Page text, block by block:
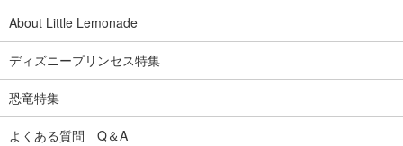
About Little Lemonade
ディズニープリンセス特集
恐竜特集
よくある質問 Q＆A